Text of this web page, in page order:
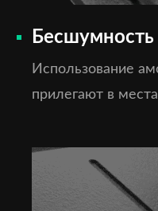
Бесшумность
Использование
прилегают в